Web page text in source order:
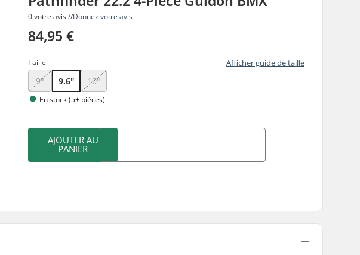
0 votre avis //Donnez votre avis
84,95 €
Taille Afficher guide de taille
9" 9.6" 10"
En stock (5+ pièces)
AJOUTER AU
PANIER